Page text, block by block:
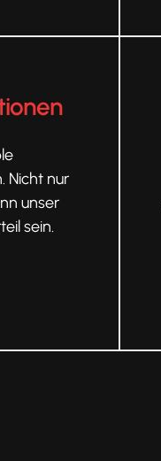
Nicht nur
unser
sein.